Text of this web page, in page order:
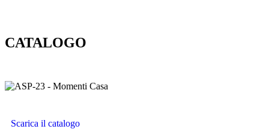
CATALOGO
Scarica il catalogo